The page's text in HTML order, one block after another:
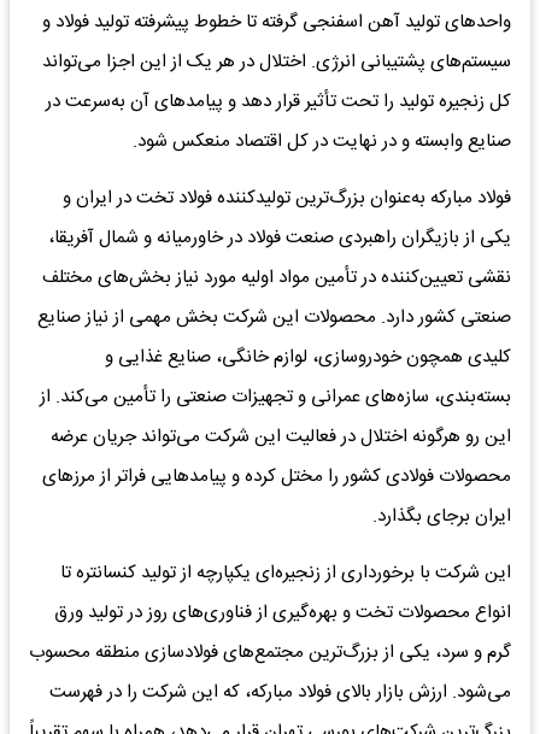
واحدهای تولید آهن اسفنجی گرفته تا خطوط پیشرفته تولید فولاد و
سیستم‌های پشتیبانی انرژی. اختلال در هر یک از این اجزا می‌تواند
کل زنجیره تولید را تحت تأثیر قرار دهد و پیامدهای آن به‌سرعت در
صنایع وابسته و در نهایت در کل اقتصاد منعکس شود.
فولاد مبارکه به‌عنوان بزرگ‌ترین تولیدکننده فولاد تخت در ایران و
یکی از بازیگران راهبردی صنعت فولاد در خاورمیانه و شمال آفریقا،
نقشی تعیین‌کننده در تأمین مواد اولیه مورد نیاز بخش‌های مختلف
صنعتی کشور دارد. محصولات این شرکت بخش مهمی از نیاز صنایع
کلیدی همچون خودروسازی، لوازم خانگی، صنایع غذایی و
بسته‌بندی، سازه‌های عمرانی و تجهیزات صنعتی را تأمین می‌کند. از
این رو هرگونه اختلال در فعالیت این شرکت می‌تواند جریان عرضه
محصولات فولادی کشور را مختل کرده و پیامدهایی فراتر از مرزهای
ایران برجای بگذارد.
این شرکت با برخورداری از زنجیره‌ای یکپارچه از تولید کنسانتره تا
انواع محصولات تخت و بهره‌گیری از فناوری‌های روز در تولید ورق
گرم و سرد، یکی از بزرگ‌ترین مجتمع‌های فولادسازی منطقه محسوب
می‌شود. ارزش بازار بالای فولاد مبارکه، که این شرکت را در فهرست